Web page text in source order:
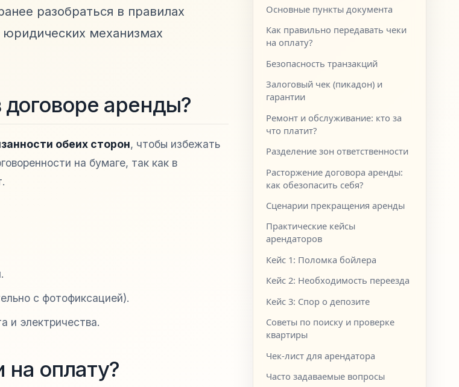
разобраться в правилах
юридических механизмах
аренды?
обеих сторон, чтобы избежать
на бумаге, так как в
с фотофиксацией).
и электричества.
на оплату?
Основные пункты документа
Как правильно передавать чеки
на оплату?
Безопасность транзакций
Залоговый чек (пикадон) и
гарантии
Ремонт и обслуживание: кто за
что платит?
Разделение зон ответственности
Расторжение договора аренды:
как обезопасить себя?
Сценарии прекращения аренды
Практические кейсы
арендаторов
Кейс 1: Поломка бойлера
Кейс 2: Необходимость переезда
Кейс 3: Спор о депозите
Советы по поиску и проверке
квартиры
Чек-лист для арендатора
Часто задаваемые вопросы